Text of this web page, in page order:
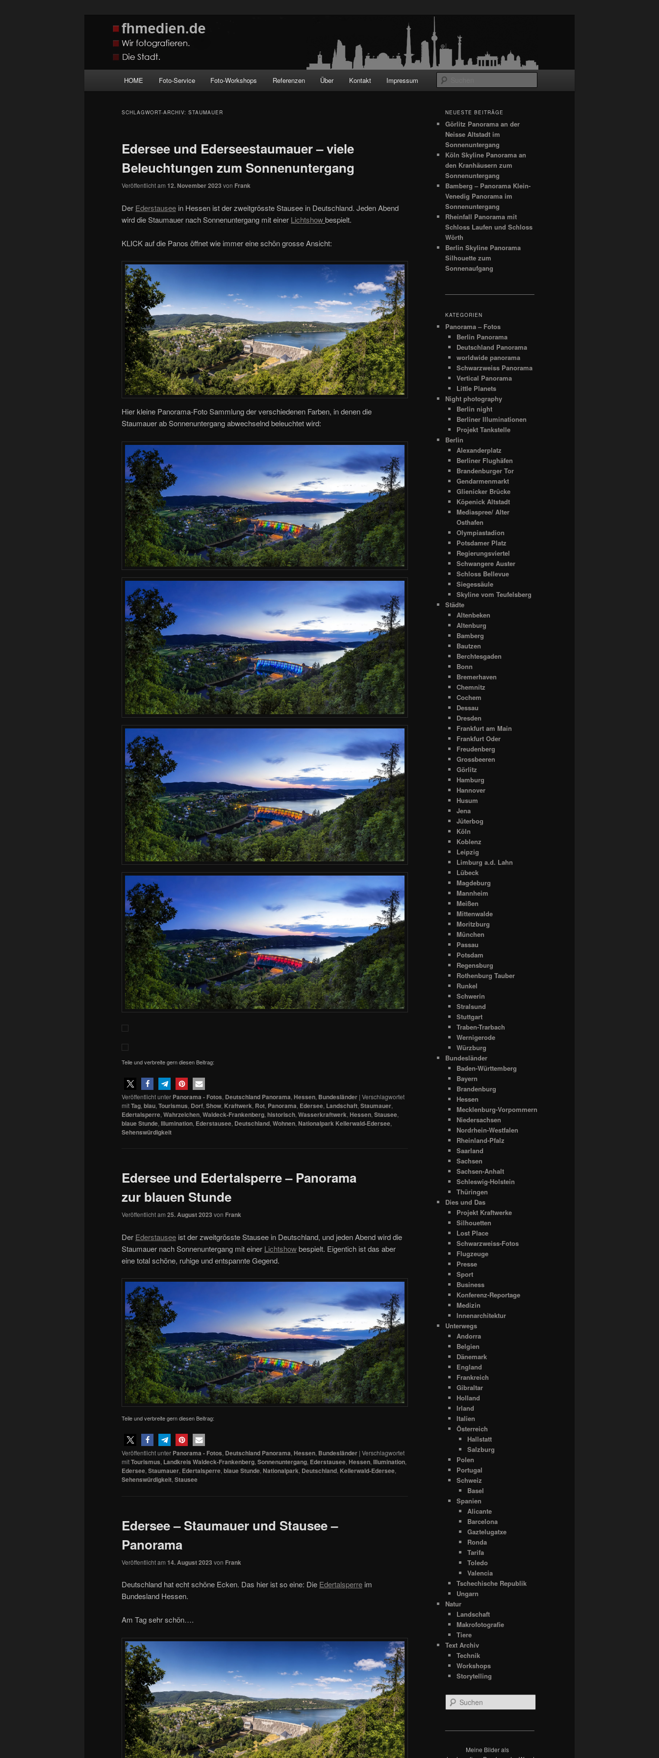
fhmedien.de
Wir fotografieren die Hauptstadt!
HOME Foto-Service Foto-Workshops Referenzen Über Kontakt Impressum
SCHLAGWORT-ARCHIV: STAUMAUER
Edersee und Ederseestaumauer – viele
Beleuchtungen zum Sonnenuntergang
Veröffentlicht am 12. November 2023 von Frank
Der Ederstausee in Hessen ist der zweitgrösste Stausee in Deutschland. Jeden Abend
wird die Staumauer nach Sonnenuntergang mit einer Lichtshowbespielt.
KLICK auf die Panos öffnet wie immer eine schön grosse Ansicht:
Hier kleine Panorama-Foto Sammlung der verschiedenen Farben, in denen die
Staumauer ab Sonnenuntergang abwechselnd beleuchtet wird:
Teile und verbreite gern diesen Beitrag:
Veröffentlicht unter Panorama - Fotos, Deutschland Panorama, Hessen, Bundesländer | Verschlagwortet
mitTag, blau, Tourismus, Dorf, Show, Kraftwerk, Rot, Panorama, Edersee, Landschaft, Staumauer,
Edertalsperre, Wahrzeichen, Waldeck-Frankenberg, historisch, Wasserkraftwerk, Hessen, Stausee,
blaue Stunde, Illumination, Ederstausee, Deutschland, Wohnen, Nationalpark Kellerwald-Edersee,
Sehenswürdigkeit
Edersee und Edertalsperre – Panorama
zur blauen Stunde
Veröffentlicht am 25. August 2023 von Frank
Der Ederstausee ist der zweitgrösste Stausee in Deutschland, und jeden Abend wird die
Staumauer nach Sonnenuntergang mit einer Lichtshowbespielt. Eigentich ist das aber
eine total schöne, ruhige und entspannte Gegend.
Teile und verbreite gern diesen Beitrag:
Veröffentlicht unter Panorama - Fotos, Deutschland Panorama, Hessen, Bundesländer | Verschlagwortet
mitTourismus, Landkreis Waldeck-Frankenberg, Sonnenuntergang, Ederstausee, Hessen, Illumination,
Edersee, Staumauer, Edertalsperre, blaue Stunde, Nationalpark, Deutschland, Kellerwald-Edersee,
Sehenswürdigkeit, Stausee
Edersee – Staumauer und Stausee –
Panorama
Veröffentlicht am 14. August 2023 von Frank
Deutschland hat echt schöne Ecken. Das hier ist so eine: Die Edertalsperre im
Bundesland Hessen.
Am Tag sehr schön….
NEUESTE BEITRÄGE
Görlitz Panorama an der
Neisse Altstadt im
Sonnenuntergang
Köln Skyline Panorama an
den Kranhäusern zum
Sonnenuntergang
Bamberg – Panorama Klein-
Venedig Panorama im
Sonnenuntergang
Rheinfall Panorama mit
Schloss Laufen und Schloss
Wörth
Berlin Skyline Panorama
Silhouette zum
Sonnenaufgang
KATEGORIEN
Panorama – Fotos
Berlin Panorama
Deutschland Panorama
worldwide panorama
Schwarzweiss Panorama
Vertical Panorama
Little Planets
Night photography
Berlin night
Berliner Illuminationen
Projekt Tankstelle
Berlin
Alexanderplatz
Berliner Flughäfen
Brandenburger Tor
Gendarmenmarkt
Glienicker Brücke
Köpenick Altstadt
Mediaspree/ Alter
Osthafen
Olympiastadion
Potsdamer Platz
Regierungsviertel
Schwangere Auster
Schloss Bellevue
Siegessäule
Skyline vom Teufelsberg
Städte
Altenbeken
Altenburg
Bamberg
Bautzen
Berchtesgaden
Bonn
Bremerhaven
Chemnitz
Cochem
Dessau
Dresden
Frankfurt am Main
Frankfurt Oder
Freudenberg
Grossbeeren
Görlitz
Hamburg
Hannover
Husum
Jena
Jüterbog
Köln
Koblenz
Leipzig
Limburg a.d. Lahn
Lübeck
Magdeburg
Mannheim
Meißen
Mittenwalde
Moritzburg
München
Passau
Potsdam
Regensburg
Rothenburg Tauber
Runkel
Schwerin
Stralsund
Stuttgart
Traben-Trarbach
Wernigerode
Würzburg
Bundesländer
Baden-Württemberg
Bayern
Brandenburg
Hessen
Mecklenburg-Vorpommern
Niedersachsen
Nordrhein-Westfalen
Rheinland-Pfalz
Saarland
Sachsen
Sachsen-Anhalt
Schleswig-Holstein
Thüringen
Dies und Das
Projekt Kraftwerke
Silhouetten
Lost Place
Schwarzweiss-Fotos
Flugzeuge
Presse
Sport
Business
Konferenz-Reportage
Medizin
Innenarchitektur
Unterwegs
Andorra
Belgien
Dänemark
England
Frankreich
Gibraltar
Holland
Irland
Italien
Österreich
Hallstatt
Salzburg
Polen
Portugal
Schweiz
Basel
Spanien
Alicante
Barcelona
Gaztelugatxe
Ronda
Tarifa
Toledo
Valencia
Tschechische Republik
Ungarn
Natur
Landschaft
Makrofotografie
Tiere
Text Archiv
Technik
Workshops
Storytelling
u
Meine Bilder als